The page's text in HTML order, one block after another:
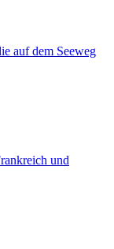
auf dem Seeweg
und